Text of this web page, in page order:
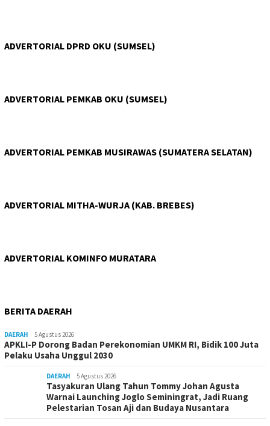
ADVERTORIAL DPRD OKU (SUMSEL)
ADVERTORIAL PEMKAB OKU (SUMSEL)
ADVERTORIAL PEMKAB MUSIRAWAS (SUMATERA SELATAN)
ADVERTORIAL MITHA-WURJA (KAB. BREBES)
ADVERTORIAL KOMINFO MURATARA
BERITA DAERAH
DAERAH 5 Agustus 2026
APKLI-P Dorong Badan Perekonomian UMKM RI, Bidik 100 Juta
Pelaku Usaha Unggul 2030
DAERAH 5 Agustus 2026
Tasyakuran Ulang Tahun Tommy Johan Agusta
Warnai Launching Joglo Seminingrat, Jadi Ruang
Pelestarian Tosan Aji dan Budaya Nusantara